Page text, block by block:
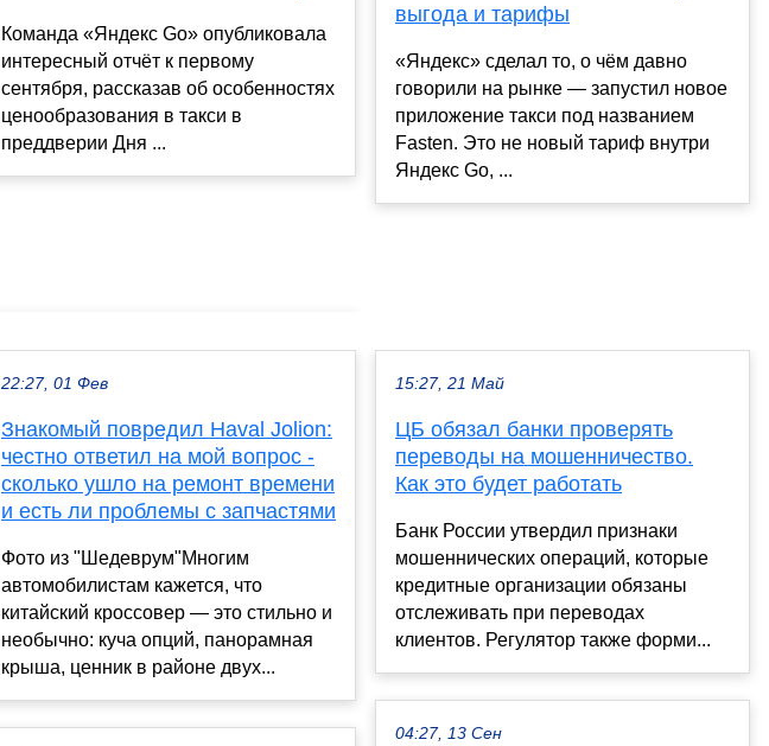
Команда «Яндекс Go» опубликовала
интересный отчёт к первому
сентября, рассказав об особенностях
ценообразования в такси в
преддверии Дня ...
выгода и тарифы
«Яндекс» сделал то, о чём давно
говорили на рынке — запустил новое
приложение такси под названием
Fasten. Это не новый тариф внутри
Яндекс Go, ...
22:27, 01 Фев
Знакомый повредил Haval Jolion:
честно ответил на мой вопрос -
сколько ушло на ремонт времени
и есть ли проблемы с запчастями
Фото из "Шедеврум"Многим
автомобилистам кажется, что
китайский кроссовер — это стильно и
необычно: куча опций, панорамная
крыша, ценник в районе двух...
15:27, 21 Май
ЦБ обязал банки проверять
переводы на мошенничество.
Как это будет работать
Банк России утвердил признаки
мошеннических операций, которые
кредитные организации обязаны
отслеживать при переводах
клиентов. Регулятор также форми...
04:27, 13 Сен